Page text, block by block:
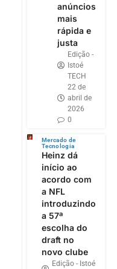
anúncios
mais
rápida e
justa
Edição -
Istoé
TECH
22 de
abril de
2026
0
Mercado de
Tecnologia
Heinz dá
início ao
acordo com
a NFL
introduzindo
a 57ª
escolha do
draft no
novo clube
Edição - Istoé